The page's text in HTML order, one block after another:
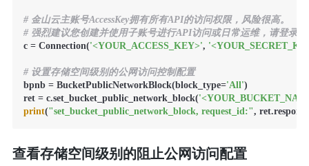
# 金山云主账号AccessKey拥有所有API的访问权限，风险很高。
# 强烈建议您创建并使用子账号进行API访问或日常运维，请登录
c = Connection('<YOUR_ACCESS_KEY>',
# 设置存储空间级别的公网访问控制配置
bpnb = BucketPublicNetworkBlock(block_type='All')
ret = c.set_bucket_public_network_block(
print("set_bucket_public_network_block, request_id:",
查看存储空间级别的阻止公网访问配置